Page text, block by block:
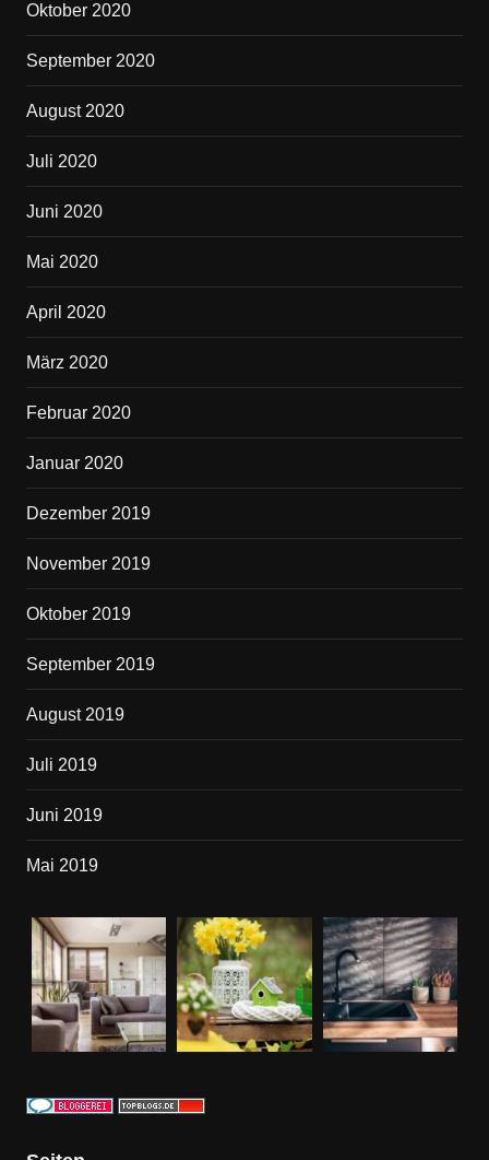
Oktober 2020
September 2020
August 2020
Juli 2020
Juni 2020
Mai 2020
April 2020
März 2020
Februar 2020
Januar 2020
Dezember 2019
November 2019
Oktober 2019
September 2019
August 2019
Juli 2019
Juni 2019
Mai 2019